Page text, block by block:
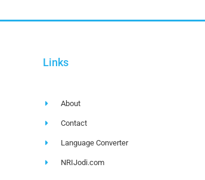
Links
About
Contact
Language Converter
NRIJodi.com